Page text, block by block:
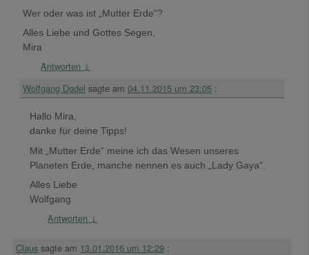
Wer oder was ist „Mutter Erde“?
Alles Liebe und Gottes Segen,
Mira
Antworten ↓
Wolfgang Dodel sagte am 04.11.2015 um 23:05 :
Hallo Mira,
danke für deine Tipps!
Mit „Mutter Erde“ meine ich das Wesen unseres
Planeten Erde, manche nennen es auch „Lady Gaya“.
Alles Liebe
Wolfgang
Antworten ↓
Claus sagte am 13.01.2016 um 12:29 :